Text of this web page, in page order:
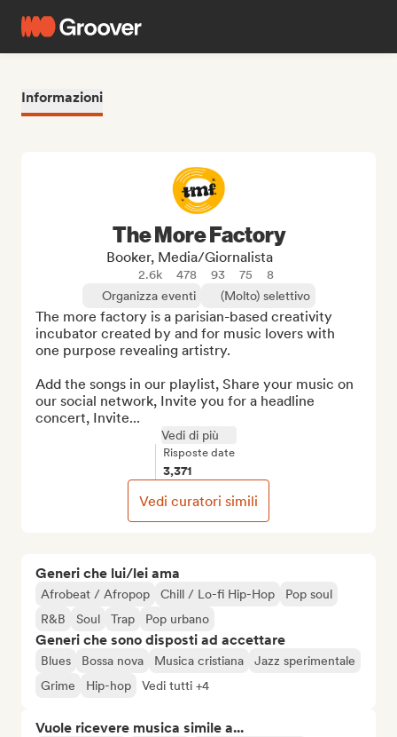
Informazioni
Generi che lui/lei ama
Afrobeat / Afropop Chill / Lo-fi Hip-Hop
Pop soul
R&B
Soul Trap Pop urbano
Generi che sono disposti ad accettare
Blues Bossa nova Musica cristiana
Jazz sperimentale
Grime
Hip-hop Vedi tutti +4
Vuole ricevere musica simile a...
The More Factory
Booker, Media/Giornalista
2.6k 478 93 75
8
Organizza eventi
(Molto) selettivo
The more factory is a parisian-based creativity
incubator created by and for music lovers with
one purpose revealing artistry.
Add the songs in our playlist, Share your music on
our social network, Invite you for a headline
concert, Invite...
Vedi di più
Risposte date
3,371
Vedi curatori simili